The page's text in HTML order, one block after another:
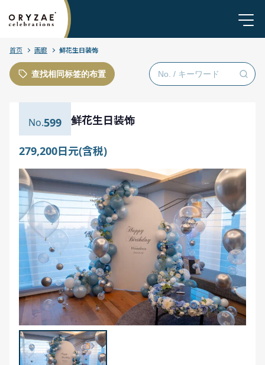
首页 画廊 鲜花生日装饰
查找相同标签的布置
599 鲜花生日装饰
279,200日元(含税)